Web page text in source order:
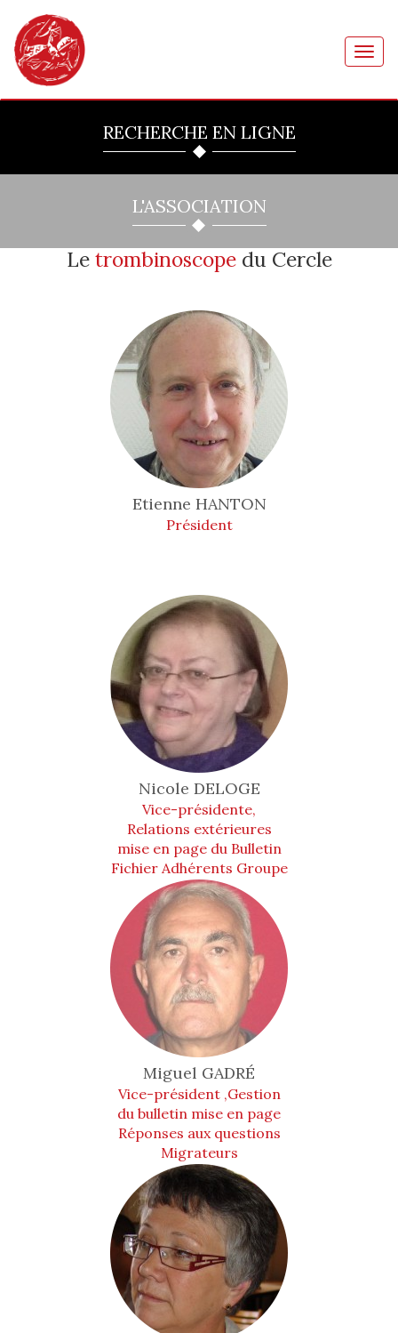
RECHERCHE EN LIGNE
L'ASSOCIATION
Le trombinoscopedu Cercle
Etienne HANTON
Président
Nicole DELOGE
Vice-présidente,
Relations extérieures
mise en page du Bulletin
Fichier Adhérents Groupe
Animation
Miguel GADRÉ
Vice-président ,Gestion
du bulletin mise en page
Réponses aux questions
Migrateurs